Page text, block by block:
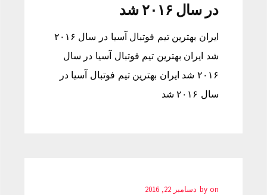
در سال ۲۰۱۶ شد
ایران بهترین تیم فوتبال آسیا در سال ۲۰۱۶
شد ایران بهترین تیم فوتبال آسیا در سال
۲۰۱۶ شد ایران بهترین تیم فوتبال آسیا در
سال ۲۰۱۶ شد
by on دسامبر 22, 2016